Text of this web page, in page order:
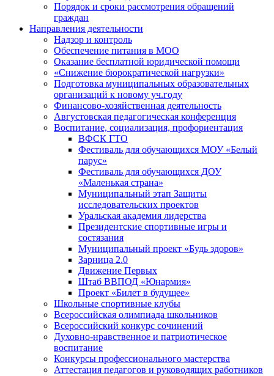
Порядок и сроки рассмотрения обращений
граждан
Направления деятельности
Надзор и контроль
Обеспечение питания в МОО
Оказание бесплатной юридической помощи
«Снижение бюрократической нагрузки»
Подготовка муниципальных образовательных
организаций к новому уч.году
Финансово-хозяйственная деятельность
Августовская педагогическая конференция
Воспитание, социализация, профориентация
ВФСК ГТО
Фестиваль для обучающихся МОУ «Белый
парус»
Фестиваль для обучающихся ДОУ
«Маленькая страна»
Муниципальный этап Защиты
исследовательских проектов
Уральская академия лидерства
Президентские спортивные игры и
состязания
Муниципальный проект «Будь здоров»
Зарница 2.0
Движение Первых
Штаб ВВПОД «Юнармия»
Проект «Билет в будущее»
Школьные спортивные клубы
Всероссийская олимпиада школьников
Всероссийский конкурс сочинений
Духовно-нравственное и патриотическое
воспитание
Конкурсы профессионального мастерства
Аттестация педагогов и руководящих работников